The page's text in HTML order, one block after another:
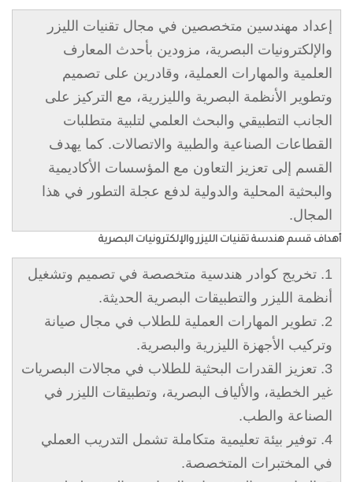
إعداد مهندسين متخصصين في مجال تقنيات الليزر
والإلكترونيات البصرية، مزودين بأحدث المعارف
العلمية والمهارات العملية، وقادرين على تصميم
وتطوير الأنظمة البصرية والليزرية، مع التركيز على
الجانب التطبيقي والبحث العلمي لتلبية متطلبات
القطاعات الصناعية والطبية والاتصالات. كما يهدف
القسم إلى تعزيز التعاون مع المؤسسات الأكاديمية
والبحثية المحلية والدولية لدفع عجلة التطور في هذا
المجال.
أهداف قسم هندسة تقنيات الليزر والإلكترونيات البصرية
1. تخريج كوادر هندسية متخصصة في تصميم وتشغيل
أنظمة الليزر والتطبيقات البصرية الحديثة.
2. تطوير المهارات العملية للطلاب في مجال صيانة
وتركيب الأجهزة الليزرية والبصرية.
3. تعزيز القدرات البحثية للطلاب في مجالات البصريات
غير الخطية، والألياف البصرية، وتطبيقات الليزر في
الصناعة والطب.
4. توفير بيئة تعليمية متكاملة تشمل التدريب العملي
في المختبرات المتخصصة.